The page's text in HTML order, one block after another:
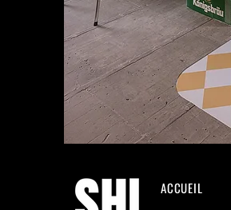
ACCUEIL